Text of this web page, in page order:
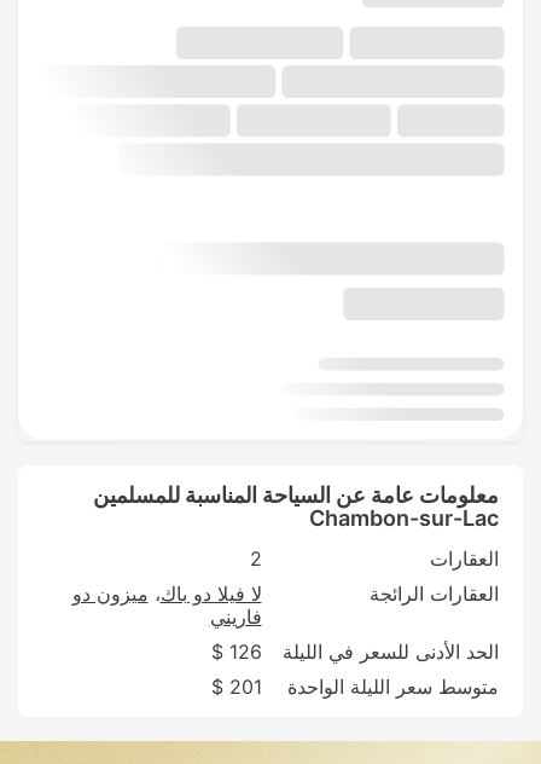
معلومات عامة عن السياحة المناسبة للمسلمين
Chambon-sur-Lac
العقارات
2
العقارات الرائجة
لا فيلا دو باك ميزون دو
فاريني
الحد الأدنى للسعر في الليلة
126 $
متوسط سعر الليلة الواحدة
201 $